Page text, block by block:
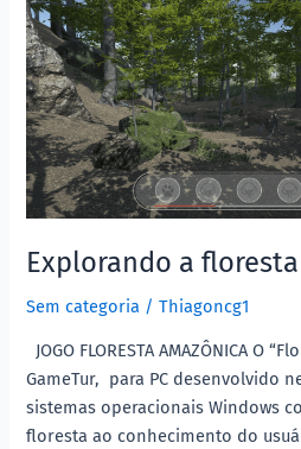
Explorando a
Sem categoria /Thiagoncg1
JOGO FLORESTA AMAZÔNICA O
GameTur, para PC desenvolvido
sistemas operacionais Windows
floresta ao conhecimento do
floresta
amazonica